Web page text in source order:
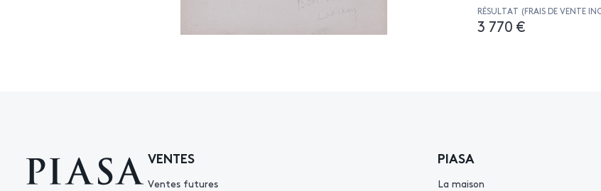
RÉSULTAT (FRAIS DE VENTE
3 770 €
VENTES
Ventes futures
PIASA
La maison